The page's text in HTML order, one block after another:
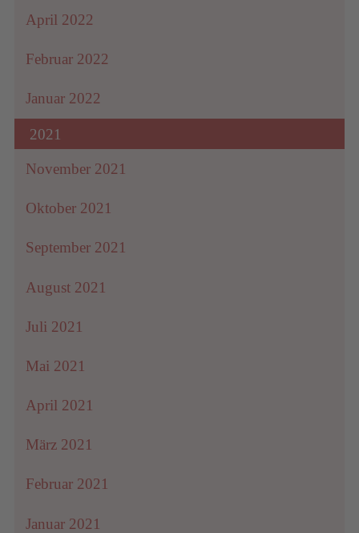
April 2022
Februar 2022
Januar 2022
2021
November 2021
Oktober 2021
September 2021
August 2021
Juli 2021
Mai 2021
April 2021
März 2021
Februar 2021
Januar 2021